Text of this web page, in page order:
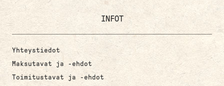
INFOT
Yhteystiedot
Maksutavat ja -ehdot
Toimitustavat ja -ehdot